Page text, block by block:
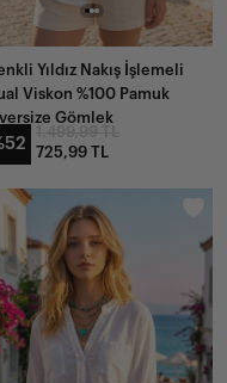
Yıldız Nakış İşlemeli
Viskon %100 Pamuk
Gömlek
725,99 TL